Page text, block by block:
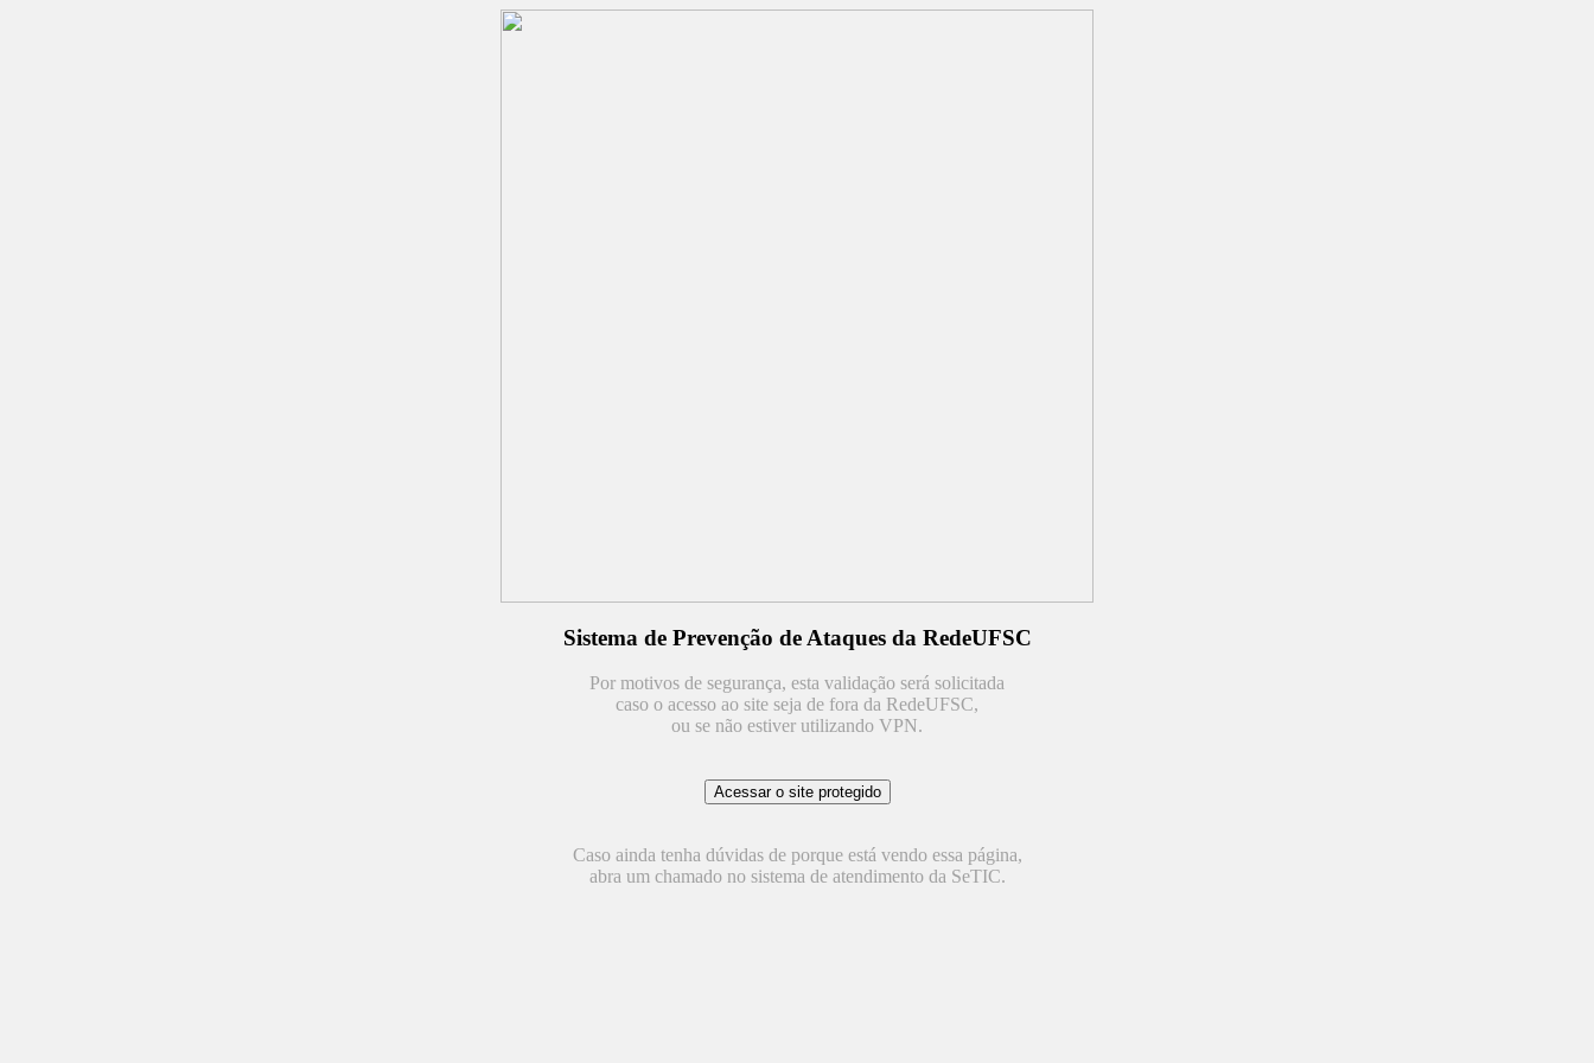
Sistema de Prevenção de Ataques da RedeUFSC
Por motivos de segurança, esta validação será solicitada
caso o acesso ao site seja de fora da RedeUFSC,
ou se não estiver utilizando VPN.
Caso ainda tenha dúvidas de porque está vendo essa página,
abra um chamado no sistema de atendimento da SeTIC.